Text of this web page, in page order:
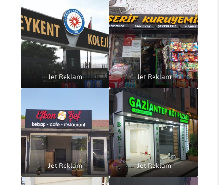
Jet Reklam Jet Reklam
Jet Reklam Jet Reklam